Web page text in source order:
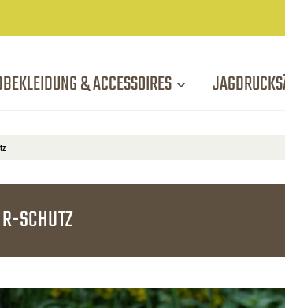
& ACCESSOIRES
SCHUTZ